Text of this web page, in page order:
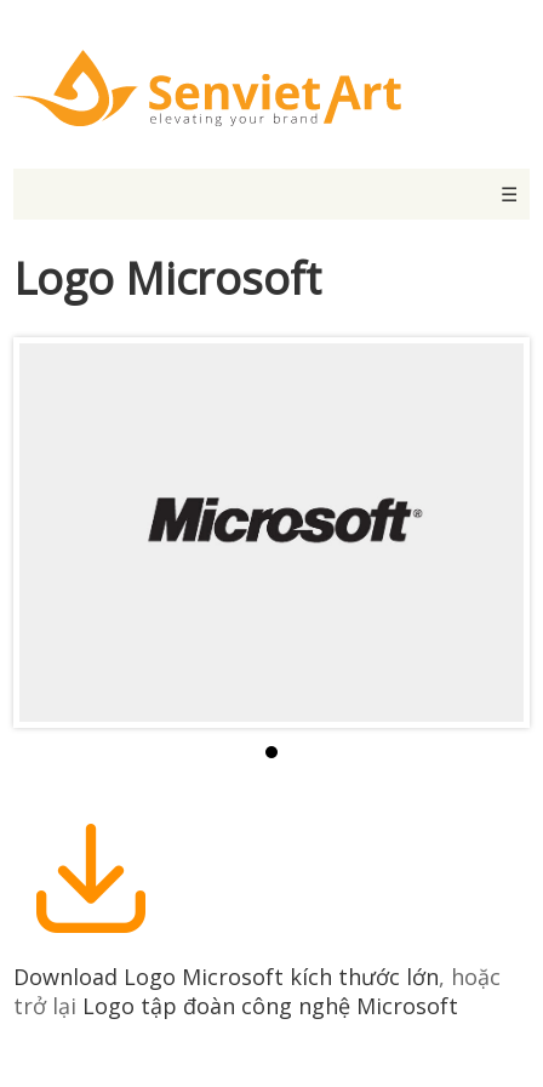
☰
Logo Microsoft
Download Logo Microsoft kích thước lớn, hoặc
trở lại Logo tập đoàn công nghệ Microsoft